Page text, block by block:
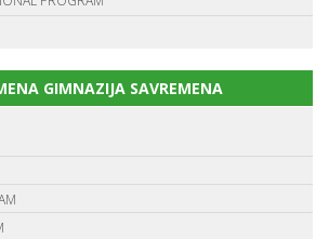
GIMNAZIJA SAVREMENA